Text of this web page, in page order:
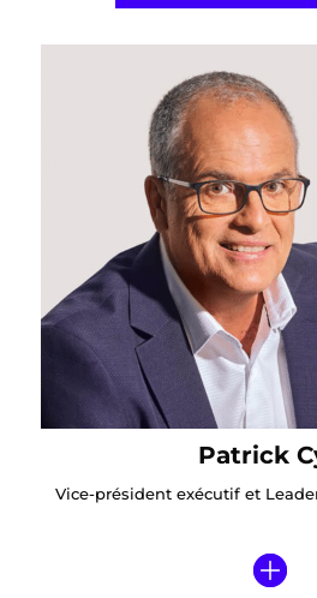
Patrick
Vice-président exécutif et